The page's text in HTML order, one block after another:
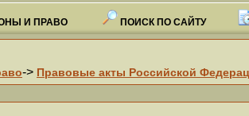
И ПРАВО ПОИСК ПО САЙТУ
-> Правовые акты Российской